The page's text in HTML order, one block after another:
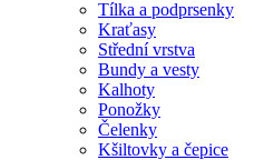
Tílka a podprsenky
Kraťasy
Střední vrstva
Bundy a vesty
Kalhoty
Ponožky
Čelenky
Kšiltovky a čepice